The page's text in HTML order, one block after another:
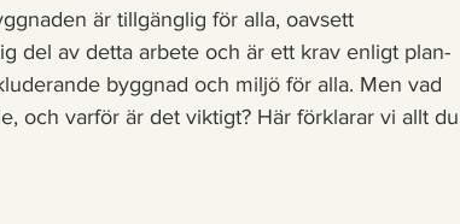
är tillgänglig för alla, oavsett
del av detta arbete och är ett krav enligt plan-
byggnad och miljö för alla. Men vad
och varför är det viktigt? Här förklarar vi allt du